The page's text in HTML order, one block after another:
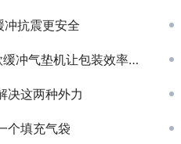
冲抗震更安全
气垫机让包装效率大增！
决这两种外力
个填充气袋